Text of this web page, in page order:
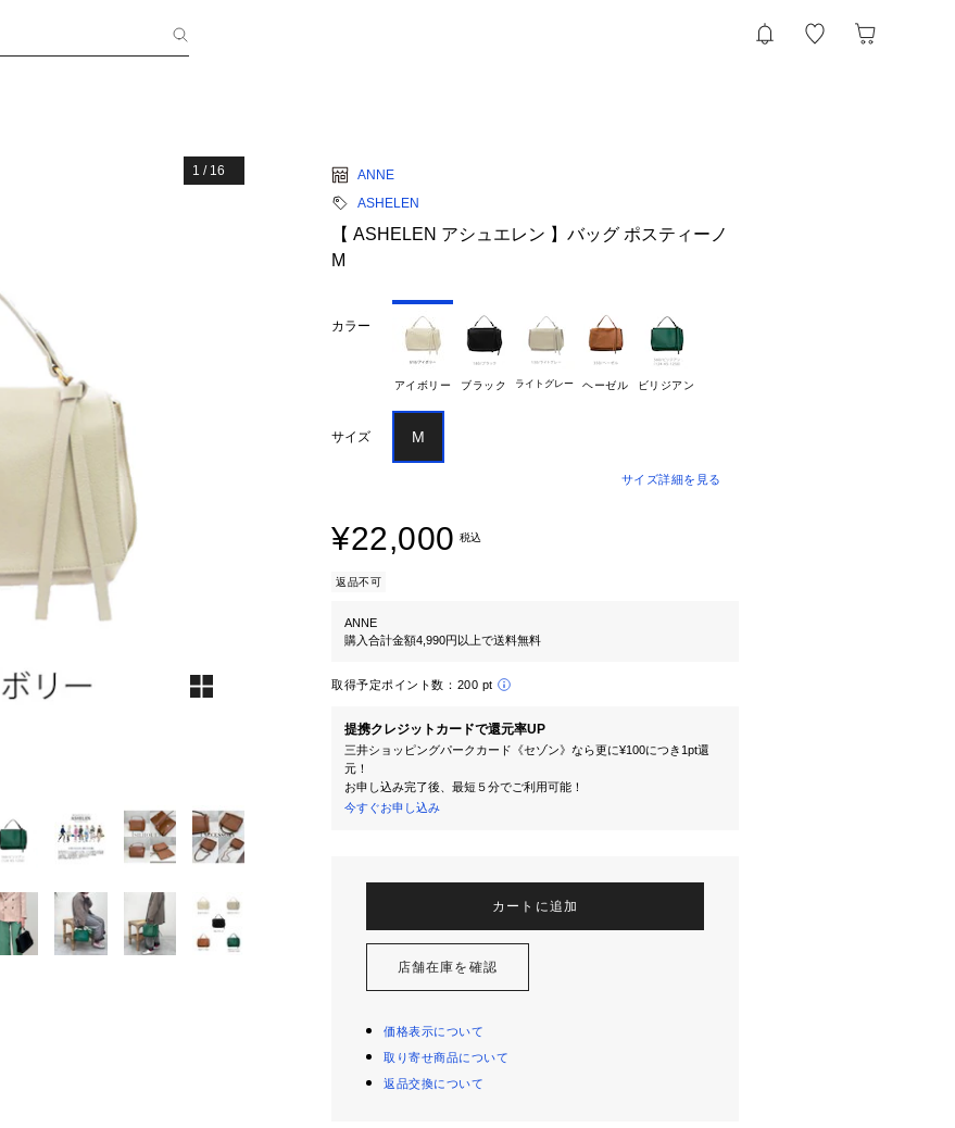
1 / 16
ANNE
ASHELEN
【 ASHELEN アシュエレン 】バッグ ポスティーノ
M
カラー
アイボリー ブラック ライトグレー ヘーゼル ビリジアン
サイズ M
サイズ詳細を見る
¥22,000 税込
返品不可
ANNE
購入合計金額4,990円以上で送料無料
取得予定ポイント数： 200 pt
提携クレジットカードで還元率UP
三井ショッピングパークカード《セゾン》なら更に¥100につき1pt還
元！
お申し込み完了後、最短５分でご利用可能！
今すぐお申し込み
カートに追加
店舗在庫を確認
価格表示について
取り寄せ商品について
返品交換について